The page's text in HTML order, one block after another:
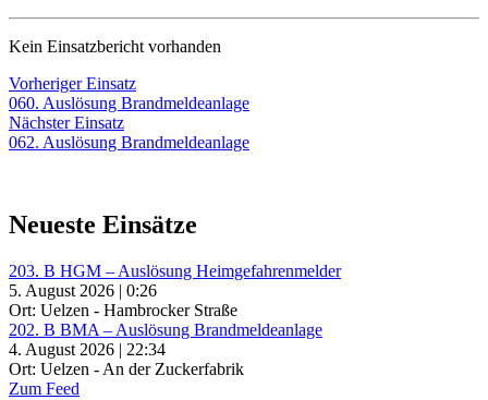
Kein Einsatzbericht vorhanden
Beitragsnavigation
Vorheriger EinsatzVorheriger
Einsatz:
060. Auslösung Brandmeldeanlage
Nächster EinsatzNächster
Einsatz:
062. Auslösung Brandmeldeanlage
Neueste Einsätze
203. B HGM – Auslösung Heimgefahrenmelder
5. August 2026 | 0:26
Ort: Uelzen - Hambrocker Straße
202. B BMA – Auslösung Brandmeldeanlage
4. August 2026 | 22:34
Ort: Uelzen - An der Zuckerfabrik
Zum Feed